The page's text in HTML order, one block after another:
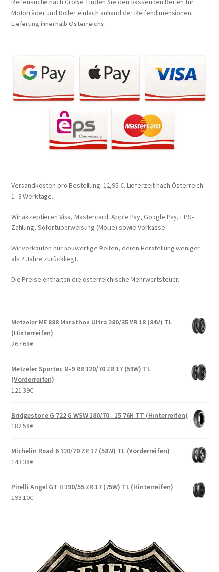
Reifensuche nach Größe. Finden Sie den passenden Reifen für
Motorräder und Roller einfach anhand der Reifendimensionen.
Lieferung innerhalb Österreichs.
Versandkosten pro Bestellung: 12,95 €. Lieferzeit nach Österreich:
1–3 Werktage.
Wir akzeptieren Visa, Mastercard, Apple Pay, Google Pay, EPS-
Zahlung, Sofortüberweisung (Mollie) sowie Vorkasse.
Wir verkaufen nur neuwertige Reifen, deren Herstellung weniger
als 2 Jahre zurückliegt.
Die Preise enthalten die österreichische Mehrwertsteuer.
Metzeler ME 888 Marathon Ultra 280/35 VR 18 (84V) TL
(Hinterreifen)
267.68€
Metzeler Sportec M-9 RR 120/70 ZR 17 (58W) TL
(Vorderreifen)
121.39€
Bridgestone G 722 G WSW 180/70 - 15 76H TT (Hinterreifen)
182.58€
Michelin Road 6 120/70 ZR 17 (58W) TL (Vorderreifen)
143.38€
Pirelli Angel GT II 190/55 ZR 17 (75W) TL (Hinterreifen)
193.10€